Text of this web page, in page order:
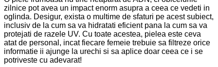
zilnice pot avea un impact enorm asupra a ceea ce vedeti in
oglinda. Desigur, exista o multime de sfaturi pe acest subiect,
inclusiv de la cum sa va hidratati eficient pana la cum sa va
protejati de razele UV. Cu toate acestea, pielea este ceva
atat de personal, incat fiecare femeie trebuie sa filtreze orice
informatie ii ajunge la urechi si sa aplice doar ceea ce i se
potriveste cu adevarat!